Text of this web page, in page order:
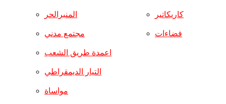
المنبرالحر
مجتمع مدني
كاريكاتير
فضاءات
اعمدة طريق الشعب
التيار الديمقراطي
مواساة